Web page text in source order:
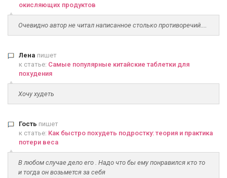
окисляющих продуктов
Очевидно автор не читал написанное столько противоречий....
Лена пишет
к статье: Самые популярные китайские таблетки для
похудения
Хочу худеть
Гость пишет
к статье: Как быстро похудеть подростку: теория и практика
потери веса
В любом случае дело его . Надо что бы ему понравился кто то
и тогда он возьмется за себя